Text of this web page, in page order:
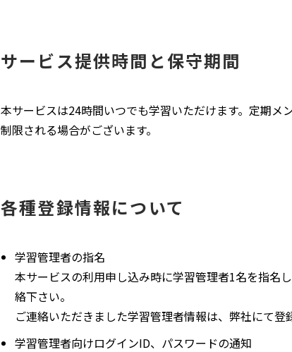
サービス提供時間と保守期間
本サービスは24時間いつでも学習いただけます。定期
制限される場合がございます。
各種登録情報について
学習管理者の指名
本サービスの利用申し込み時に学習管理者1名を指名
絡下さい。
ご連絡いただきました学習管理者情報は、弊社にて登
学習管理者向けログインID、パスワードの通知